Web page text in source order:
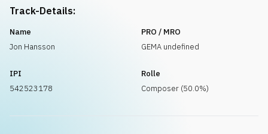
Track-Details:
Name
Jon Hansson
PRO / MRO
GEMA undefined
IPI
542523178
Rolle
Composer (50.0%)